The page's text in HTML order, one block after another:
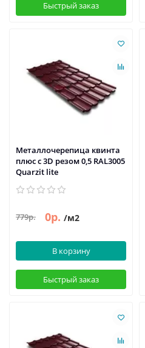
Быстрый заказ
Металлочерепица квинта
плюс c 3D резом 0,5 RAL3005
Quarzit lite
779р. 0р. /м2
В корзину
Быстрый заказ